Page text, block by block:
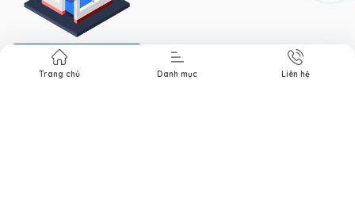
Địa chỉ cửa hàng
Trang chủ Danh mục Liên hệ